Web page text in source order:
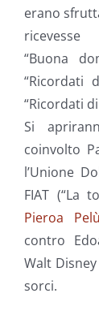
erano
“Buona
“Ricordati
“Ricordati di
Si
coinvolto
l’Unione
FIAT (“La
Pieroa
contro
Walt
sorci.